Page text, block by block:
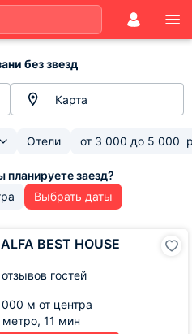
без звезд
Карта
Отели от 3 000 до 5 000
Выбрать даты
BEST HOUSE
гостей
м от центра
11 мин